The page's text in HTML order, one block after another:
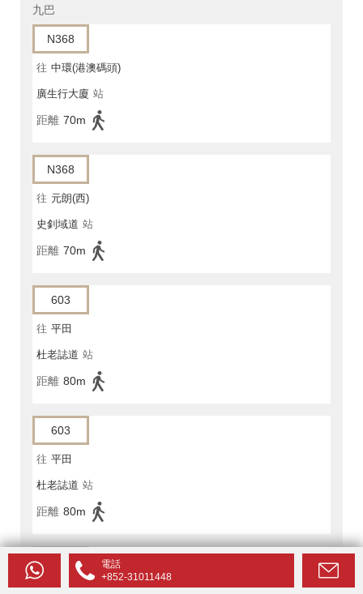
九巴
N368
往 中環(港澳碼頭)
廣生行大廈 站
距離 70m
N368
往 元朗(西)
史釗域道 站
距離 70m
603
往 平田
杜老誌道 站
距離 80m
603
往 平田
杜老誌道 站
距離 80m
往 平田
電話
+852-31011448